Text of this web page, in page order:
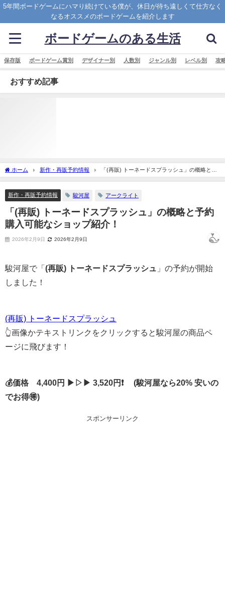
5年間ボードゲームにハマり続けている僕が、休日が待ち遠しくて仕方なく
なるオススメのボードゲームを紹介します
ボードゲームのある生活
保存版 ボードゲーム賞別 デザイナー別 人数別 ジャンル別 レベル別 攻
おすすめ記事
ホーム 新作・再販予約情報
「(再販) トーネードスプラッシュ」の概略と予
約購入可能なショップ紹介！
新作・再販予約情報 駿河屋 アークライト
「(再販) トーネードスプラッシュ」の概略と予約
購入可能なショップ紹介！
2026年2月9日 2026年2月9日
駿河屋で「 (再販) トーネードスプラッシュ
」の予約が開始
しました！
(再販) トーネードスプラッシュ
👆画像かテキストリンクをクリックすると駿河屋の商品ペ
ージに飛びます！
💰価格 4,400円 ▶▷▶ 3,520円❗ (駿河屋なら20% 安いの
でお得🉐)
スポンサーリンク